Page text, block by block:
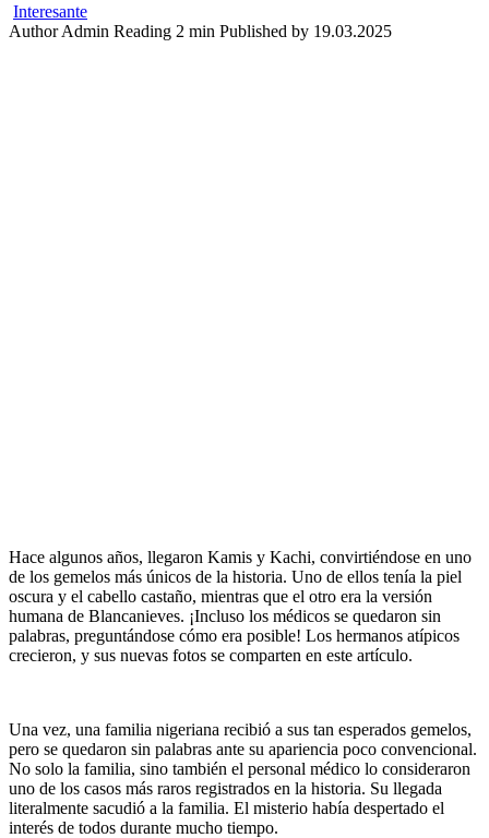
Interesante
Author Admin Reading 2 min Published by 19.03.2025
Hace algunos años, llegaron Kamis y Kachi, convirtiéndose en uno
de los gemelos más únicos de la historia. Uno de ellos tenía la piel
oscura y el cabello castaño, mientras que el otro era la versión
humana de Blancanieves. ¡Incluso los médicos se quedaron sin
palabras, preguntándose cómo era posible! Los hermanos atípicos
crecieron, y sus nuevas fotos se comparten en este artículo.
Una vez, una familia nigeriana recibió a sus tan esperados gemelos,
pero se quedaron sin palabras ante su apariencia poco convencional.
No solo la familia, sino también el personal médico lo consideraron
uno de los casos más raros registrados en la historia. Su llegada
literalmente sacudió a la familia. El misterio había despertado el
interés de todos durante mucho tiempo.